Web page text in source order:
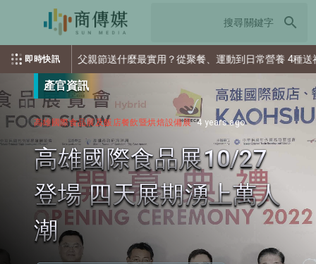
search
即時快訊
送什麼最實用？從聚餐、運動到日常營養 4種送禮選擇一次看
產官資訊
高雄國際食品展及飯店餐飲暨烘焙設備展 4 years ago
高雄國際食品展10/27
登場 四天展期湧上萬人
潮